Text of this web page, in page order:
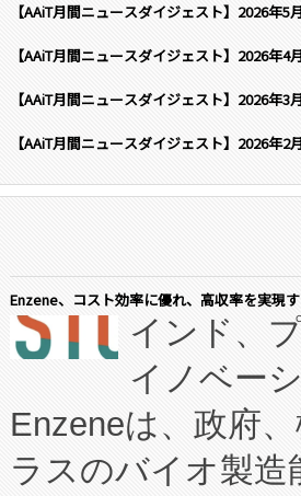
【AAiT月間ニュースダイジェスト】2026年5
【AAiT月間ニュースダイジェスト】2026年4
【AAiT月間ニュースダイジェスト】2026年3
【AAiT月間ニュースダイジェスト】2026年2
Enzene、コスト効率に優れ、高収率を実現
インド、
イノベー
Enzeneは、政府
ラスのバイオ製